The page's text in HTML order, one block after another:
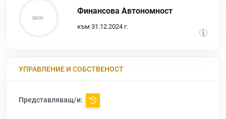
Финансова Автономност
към 31.12.2024 г.
УПРАВЛЕНИЕ И СОБСТВЕНОСТ
Представляващ/и: